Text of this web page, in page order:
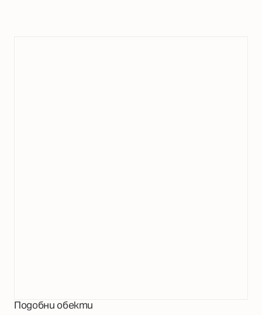
Подобни обекти